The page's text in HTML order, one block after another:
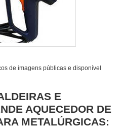
de imagens públicas e disponível
E
AQUECEDOR DE
METALÚRGICAS: